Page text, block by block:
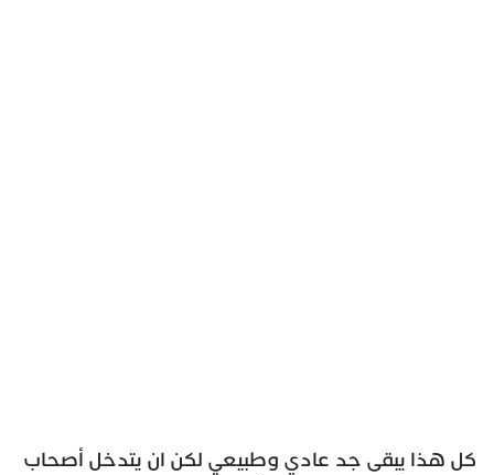
كل هذا يبقى جد عادي وطبيعي لكن ان يتدخل أصحاب